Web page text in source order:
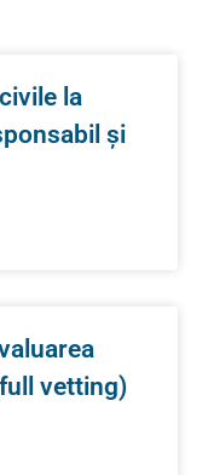
la
și
vetting)